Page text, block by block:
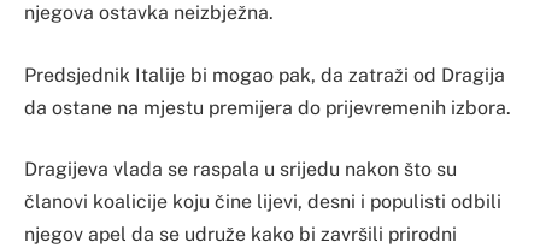
njegova ostavka neizbježna.
Predsjednik Italije bi mogao pak, da zatraži od Dragija
da ostane na mjestu premijera do prijevremenih izbora.
Dragijeva vlada se raspala u srijedu nakon što su
članovi koalicije koju čine lijevi, desni i populisti odbili
njegov apel da se udruže kako bi završili prirodni